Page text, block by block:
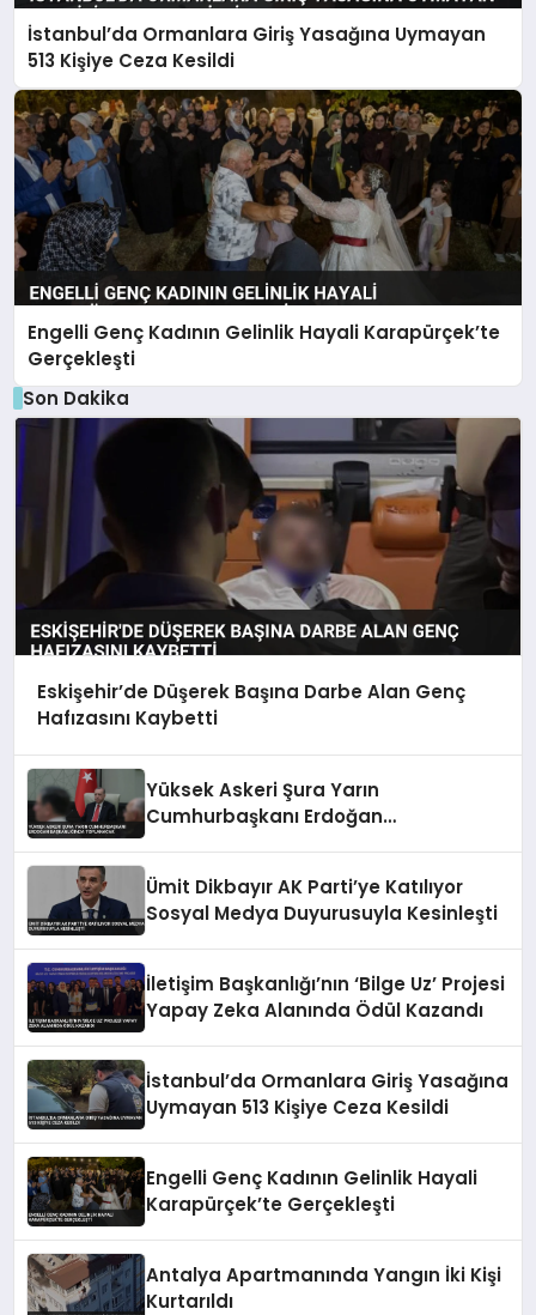
İstanbul’da Ormanlara Giriş Yasağına Uymayan
513 Kişiye Ceza Kesildi
Engelli Genç Kadının Gelinlik Hayali Karapürçek’te
Gerçekleşti
Son Dakika
Eskişehir’de Düşerek Başına Darbe Alan Genç
Hafızasını Kaybetti
Yüksek Askeri Şura Yarın
Cumhurbaşkanı Erdoğan
Ümit Dikbayır AK Parti’ye Katılıyor
Sosyal Medya Duyurusuyla Kesinleşti
İletişim Başkanlığı’nın ‘Bilge Uz’ Projesi
Yapay Zeka Alanında Ödül Kazandı
İstanbul’da Ormanlara Giriş Yasağına
Uymayan 513 Kişiye Ceza Kesildi
Engelli Genç Kadının Gelinlik Hayali
Karapürçek’te Gerçekleşti
Antalya Apartmanında Yangın İki Kişi
Kurtarıldı